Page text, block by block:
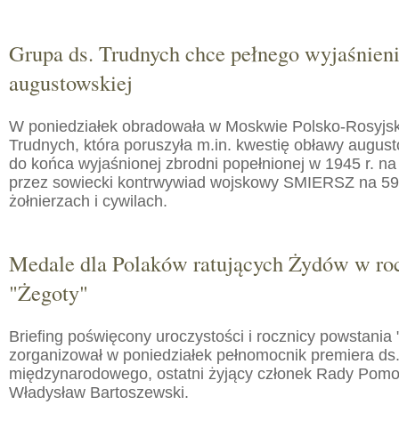
Grupa ds. Trudnych chce pełnego
augustowskiej
W poniedziałek obradowała w Moskwie Polsko-
Trudnych, która poruszyła m.in. kwestię obławy
do końca wyjaśnionej zbrodni popełnionej w 1945 r.
przez sowiecki kontrwywiad wojskowy SMIERSZ na
żołnierzach i cywilach.
Medale dla Polaków ratujących Żydów w
"Żegoty"
Briefing poświęcony uroczystości i rocznicy powstania
zorganizował w poniedziałek pełnomocnik premiera
międzynarodowego, ostatni żyjący członek Rady
Władysław Bartoszewski.